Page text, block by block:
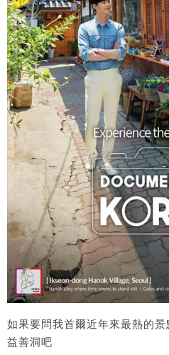
如果要問我首爾近年來最熱的
益善洞吧